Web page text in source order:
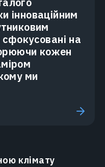
інноваційним
на
кожен
ми
клімату